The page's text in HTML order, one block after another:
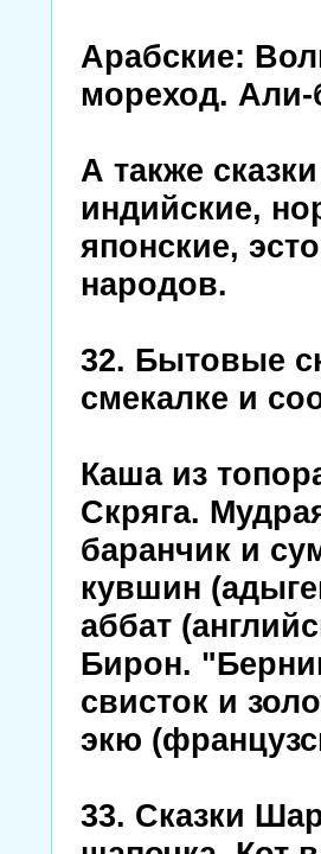
Арабские:
мореход. Али-
А также
индийские,
японские,
народов.
32. Бытовые
смекалке и
Каша из
Скряга.
баранчик и
кувшин
аббат
Бирон.
свисток и
экю
33. Сказки